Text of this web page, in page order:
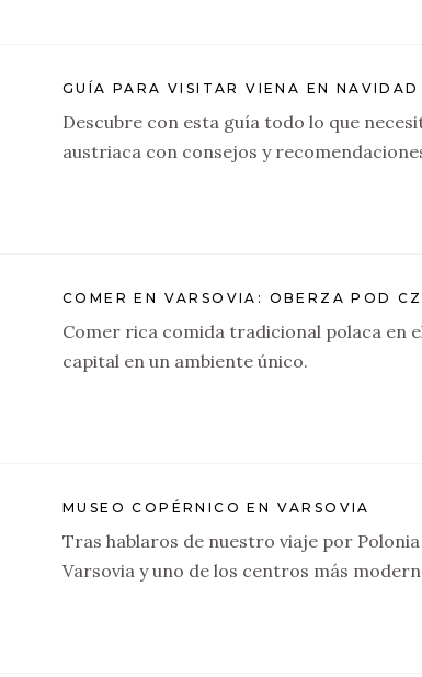
GUÍA PARA VISITAR VIENA EN NAVIDAD
Descubre con esta guía todo lo que
austriaca con consejos y
COMER EN VARSOVIA: OBERZA POD
Comer rica comida tradicional polaca en
capital en un ambiente único.
MUSEO COPÉRNICO EN VARSOVIA
Tras hablaros de nuestro viaje por
Varsovia y uno de los centros más